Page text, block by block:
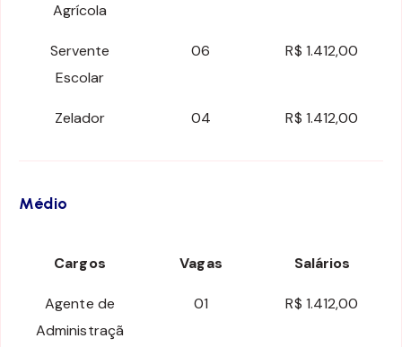
Agrícola
Servente
Escolar
06 R$ 1.412,00
Zelador 04 R$ 1.412,00
Médio
Cargos Vagas Salários
Agente de
Administraçã
01 R$ 1.412,00